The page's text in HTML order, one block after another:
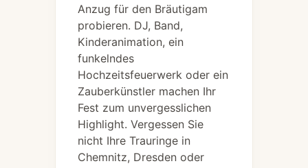
Anzug für den Bräutigam
probieren. DJ, Band,
Kinderanimation, ein
funkelndes
Hochzeitsfeuerwerk oder ein
Zauberkünstler machen Ihr
Fest zum unvergesslichen
Highlight. Vergessen Sie
nicht Ihre Trauringe in
Chemnitz, Dresden oder